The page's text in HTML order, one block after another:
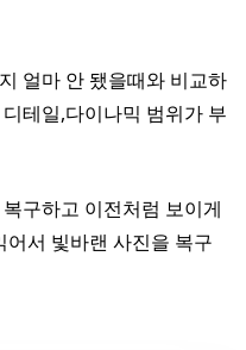
얼마 안 됐을때와 비교하
테일,다이나믹 범위가 부
구하고 이전처럼 보이게
서 빛바랜 사진을 복구